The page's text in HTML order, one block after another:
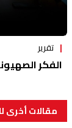
تقرير
الفكر
مقالات أخرى